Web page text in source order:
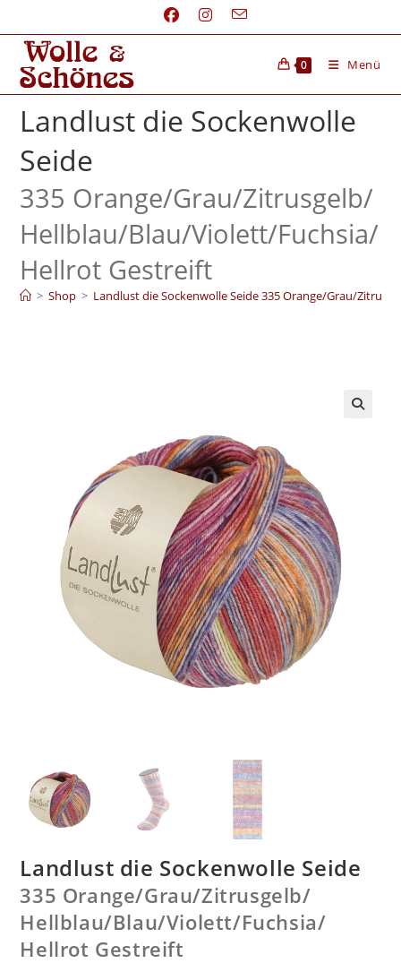
0 Menü
Landlust die Sockenwolle
Seide
335 Orange/Grau/Zitrusgelb/
Hellblau/Blau/Violett/Fuchsia/
Hellrot Gestreift
> Shop > Landlust die Sockenwolle Seide 335 Orange/Grau/
Landlust die Sockenwolle Seide
335 Orange/Grau/Zitrusgelb/
Hellblau/Blau/Violett/Fuchsia/
Hellrot Gestreift